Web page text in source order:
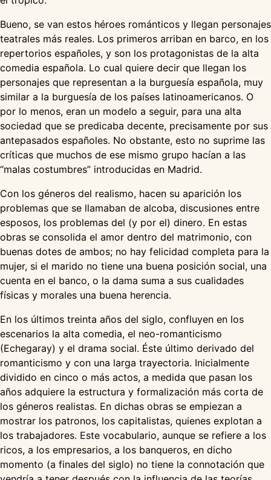
Bueno, se van estos héroes románticos y llegan personajes
teatrales más reales. Los primeros arriban en barco, en los
repertorios españoles, y son los protagonistas de la alta
comedia española. Lo cual quiere decir que llegan los
personajes que representan a la burguesía española, muy
similar a la burguesía de los países latinoamericanos. O
por lo menos, eran un modelo a seguir, para una alta
sociedad que se predicaba decente, precisamente por sus
antepasados españoles. No obstante, esto no suprime las
críticas que muchos de ese mismo grupo hacían a las
“malas costumbres” introducidas en Madrid.
Con los géneros del realismo, hacen su aparición los
problemas que se llamaban de alcoba, discusiones entre
esposos, los problemas del (y por el) dinero. En estas
obras se consolida el amor dentro del matrimonio, con
buenas dotes de ambos; no hay felicidad completa para la
mujer, si el marido no tiene una buena posición social, una
cuenta en el banco, o la dama suma a sus cualidades
físicas y morales una buena herencia.
En los últimos treinta años del siglo, confluyen en los
escenarios la alta comedia, el neo-romanticismo
(Echegaray) y el drama social. Éste último derivado del
romanticismo y con una larga trayectoria. Inicialmente
dividido en cinco o más actos, a medida que pasan los
años adquiere la estructura y formalización más corta de
los géneros realistas. En dichas obras se empiezan a
mostrar los patronos, los capitalistas, quienes explotan a
los trabajadores. Este vocabulario, aunque se refiere a los
ricos, a los empresarios, a los banqueros, en dicho
momento (a finales del siglo) no tiene la connotación que